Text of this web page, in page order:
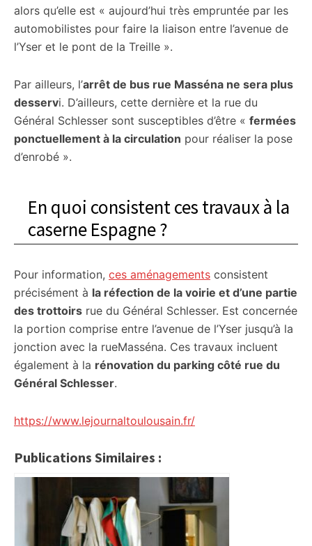
alors qu’elle est « aujourd’hui très empruntée par les
automobilistes pour faire la liaison entre l’avenue de
l’Yser et le pont de la Treille ».
Par ailleurs, l’arrêt de bus rue Masséna ne sera plus
desservi. D’ailleurs, cette dernière et la rue du
Général Schlesser sont susceptibles d’être « fermées
ponctuellement à la circulation pour réaliser la pose
d’enrobé ».
En quoi consistent ces travaux à la
caserne Espagne ?
Pour information, ces aménagements consistent
précisément à la réfection de la voirie et d’une partie
des trottoirs rue du Général Schlesser. Est concernée
la portion comprise entre l’avenue de l’Yser jusqu’à la
jonction avec la rueMasséna. Ces travaux incluent
également à la rénovation du parking côté rue du
Général Schlesser.
https://www.lejournaltoulousain.fr/
Publications Similaires :